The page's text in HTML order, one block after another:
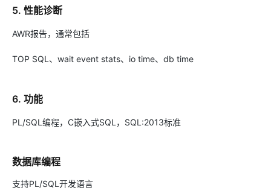
5. 性能诊断
AWR报告，通常包括
TOP SQL、wait event stats、io time、db time
6. 功能
PL/SQL编程，C嵌入式SQL，SQL:2013标准
数据库编程
支持PL/SQL开发语言